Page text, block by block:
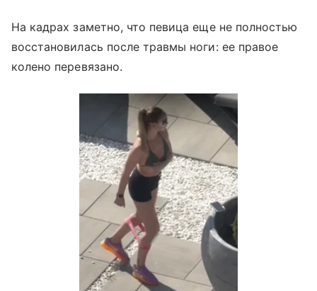
На кадрах заметно, что певица еще не полностью
восстановилась после травмы ноги: ее правое
колено перевязано.